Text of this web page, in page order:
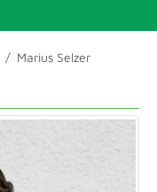
Marius Selzer